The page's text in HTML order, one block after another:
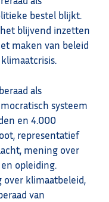
bestel blijkt.
blijvend inzetten
maken van beleid
als
systeem
en 4.000
representatief
mening over
opleiding.
over klimaatbeleid,
van